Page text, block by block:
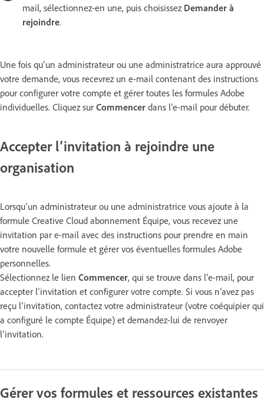
mail, sélectionnez-en une, puis choisissez Demander à
rejoindre.
Une fois qu’un administrateur ou une administratrice aura approuvé
votre demande, vous recevrez un e-mail contenant des instructions
pour configurer votre compte et gérer toutes les formules Adobe
individuelles. Cliquez sur Commencer dans l’e-mail pour débuter.
Accepter l’invitation à rejoindre une
organisation
Lorsqu’un administrateur ou une administratrice vous ajoute à la
formule Creative Cloud abonnement Équipe, vous recevez une
invitation par e-mail avec des instructions pour prendre en main
votre nouvelle formule et gérer vos éventuelles formules Adobe
personnelles.
Sélectionnez le lien Commencer, qui se trouve dans l’e-mail, pour
accepter l’invitation et configurer votre compte. Si vous n’avez pas
reçu l’invitation, contactez votre administrateur (votre coéquipier qui
a configuré le compte Équipe) et demandez-lui de renvoyer
l’invitation.
Gérer vos formules et ressources existantes